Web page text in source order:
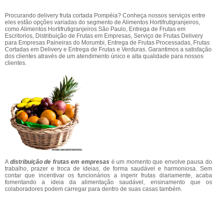
Procurando delivery fruta cortada Pompéia? Conheça nossos serviços entre
eles estão opções variadas do segmento de Alimentos Hortifrutigranjeiros,
como Alimentos Hortifrutigranjeiros São Paulo, Entrega de Frutas em
Escritorios, Distribuição de Frutas em Empresas, Serviço de Frutas Delivery
para Empresas Paineiras do Morumbi, Entrega de Frutas Processadas, Frutas
Cortadas em Delivery e Entrega de Frutas e Verduras. Garantimos a satisfação
dos clientes através de um atendimento único e alta qualidade para nossos
clientes.
A distribuição de frutas em empresas é um momento que envolve pausa do
trabalho, prazer e troca de ideias, de forma saudável e harmoniosa. Sem
contar que incentivar os funcionários a ingerir frutas diariamente, acaba
fomentando a ideia da alimentação saudável, ensinamento que os
colaboradores podem carregar para dentro de suas casas também.